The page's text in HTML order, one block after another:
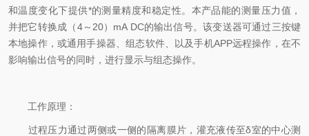
和温度变化下提供*的测量精度和稳定性。本产品能的测量压力值，
并把它转换成（4～20）mA DC的输出信号。该变送器可通过三按键
本地操作，或通用手操器、组态软件、以及手机APP远程操作，在不
影响输出信号的同时，进行显示与组态操作。
工作原理：
过程压力通过两侧或一侧的隔离膜片，灌充液传至δ室的中心测